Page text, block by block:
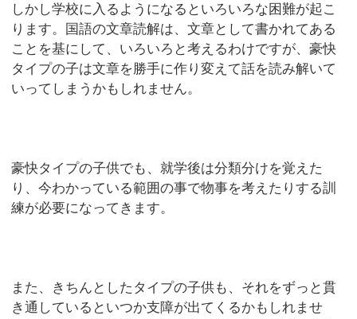
しかし学校に入るようになるといろいろな困難が起こ
ります。国語の文章読解は、文章として書かれてある
ことを基にして、いろいろと考えるわけですが、豪快
タイプの子は文章を勝手に作り変えて話を読み解いて
いってしまうかもしれません。
豪快タイプの子供でも、就学後は分類分けを覚えた
り、今わかっている範囲の事で物事を考えたりする訓
練が必要になってきます。
また、きちんとしたタイプの子供も、それをずっと貫
き通しているといつか支障が出てくるかもしれませ